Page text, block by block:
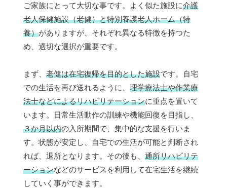
ご家族にとって大切な事です。よく似た施設に介護
老人保健施設（老健）と特別養護老人ホーム（特
養）がありますが、それぞれ異なる特徴を持つた
め、適切な選択が重要です。
まず、 老健は在宅復帰を目的とした施設です。自宅
での生活を再び送れるように、 理学療法士や作業療
法士などによるリハビリテーションに重点を置いて
います。日常生活動作の訓練や機能回復を目指し、
３か月以内の入所期間で、集中的な支援を行いま
す。状態が安定し、自宅での生活が可能と判断され
れば、退所となります。その後も、 通所リハビリテ
ーションなどのサービスを利用して在宅生活を継続
していく事ができます。